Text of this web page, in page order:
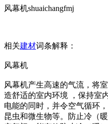
风幕机shuaichangfmj
相关建材词条解释：
风幕机
风幕机产生高速的气流，将
造舒适的室内环境 ，保持室
电能的同时，并令空气循环
昆虫和微生物等。防止冷（